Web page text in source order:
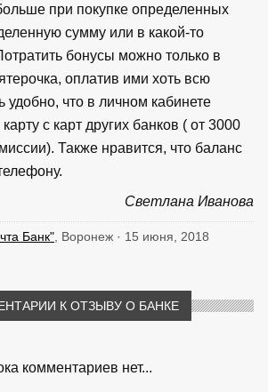
при покупке определенных
сумму или в какой-то
бонусы можно только в
оплатив ими хоть всю
удобно, что в личном кабинете
с карт других банков ( от 3000
Также нравится, что баланс
Светлана Иванова
Банк" , Воронеж · 15 июня, 2018
К ОТЗЫВУ О БАНКЕ
комментариев нет...